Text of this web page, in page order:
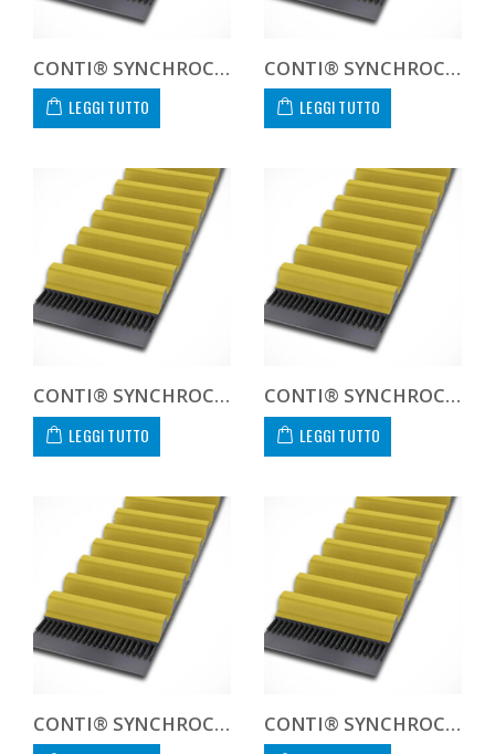
CONTI® SYNCHROCHAIN CARBON CTD 14M 1344 125 C
LEGGI TUTTO
CONTI® SYNCHROCHAIN CARBON CTD 14M 1344 450 C CUSTOM
LEGGI TUTTO
CONTI® SYNCHROCHAIN CARBON CTD 14M 1400 20 C
LEGGI TUTTO
CONTI® SYNCHROCHAIN CARBON CTD 14M 1400 37 C
LEGGI TUTTO
CONTI® SYNCHROCHAIN CARBON CTD 14M 1400 68 C CONTI® SYNCHROCHAIN CARBON CTD 14M 1400 90 C